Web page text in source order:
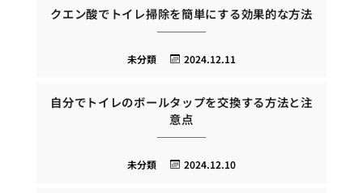
クエン酸でトイレ掃除を簡単にする効果的な方法
2024.12.11
未分類
自分でトイレのボールタップを交換する方法と注
意点
2024.12.10
未分類